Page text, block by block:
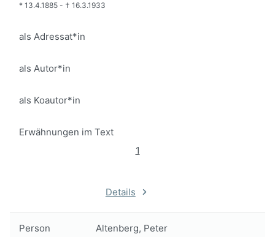
* 13.4.1885 - † 16.3.1933
als Adressat*in
als Autor*in
als Koautor*in
Erwähnungen im Text
1
Details
Person Altenberg, Peter